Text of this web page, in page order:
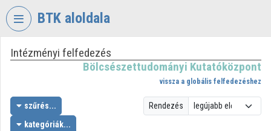
Fejléc kihagyása
BTK aloldala
VIDEOTORIUM
KUTATÓKÖZPONT
Intézményi kezdőlap
Intézményi felfedezés
Bölcsészettudományi Kutatóközpont
vissza a globális felfedezéshez
szűrés...
kategóriák...
Rendezés